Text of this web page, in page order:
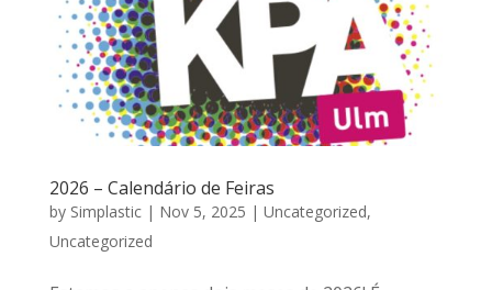
2026 – Calendário de Feiras
by Simplastic| Nov 5, 2025 | Uncategorized,
Uncategorized